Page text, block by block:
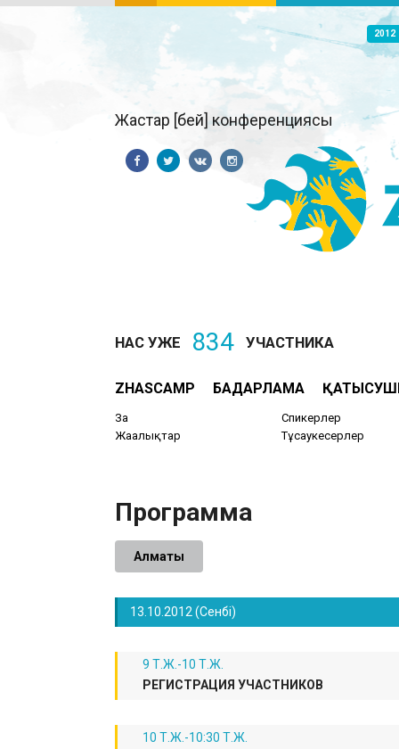
2012
Жастар [бей] конференциясы
НАС УЖЕ 834 УЧАСТНИКА
ZHASCAMP БАҒДАРЛАМА
Заң
Жаңалықтар
Спикерлер
Тұсаукесерлер
Программа
Алматы
13.10.2012 (Сенбі)
9 Т.Ж.-10 Т.Ж.
РЕГИСТРАЦИЯ УЧАСТНИКОВ
10 Т.Ж.-10:30 Т.Ж.